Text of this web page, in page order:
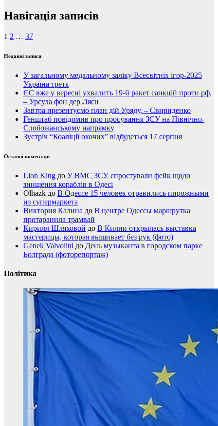
Навігація записів
1 2 … 37
Недавні записи
У загальному медальному заліку Всесвітніх ігор-2025
Україна третя
ЄС вже у вересні ухвалить 19-й ракет санкцій проти рф,
– Урсула фон дер Ляєн
Завтра презентуємо план дій Уряду, – Свириденко
Генштаб повідомив про просування ЗСУ на Північно-
Слобожанському напрямку
Зустріч “Коаліції охочих” відбудеться 17 серпня
Останні коментарі
Lion King до У ВМС ЗСУ спростували фейк щодо
знищення кораблів в Одесі
Olhazk до В Одессе 15 человек отравились пирожными
из супермаркета
Виктория Калина до В центре Одессы маршрутка
протаранила трамвай
Кирилл Шляховой до В Килии открылась выставка
мастерицы, которая вышивает без рук (фото)
Genek Valvolini до День музыканта в городском парке
Болграда (фоторепортаж)
Політика